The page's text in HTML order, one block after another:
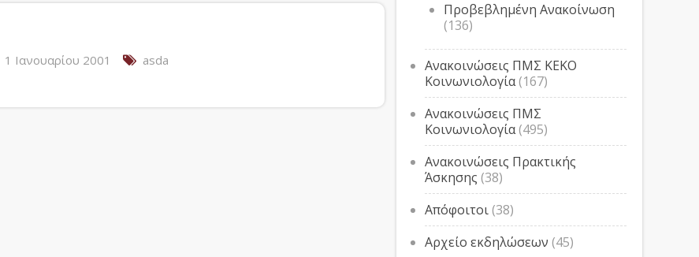
1 Ιανουαρίου 2001 asda
Προβεβλημένη Ανακοίνωση
(136)
Ανακοινώσεις ΠΜΣ ΚΕΚΟ
Κοινωνιολογία(167)
Ανακοινώσεις ΠΜΣ
Κοινωνιολογία(495)
Ανακοινώσεις Πρακτικής
Άσκησης (38)
Απόφοιτοι(38)
Αρχείο εκδηλώσεων (45)